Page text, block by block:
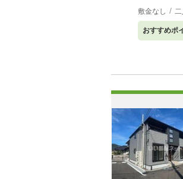
敷金なし 二
おすすめポ